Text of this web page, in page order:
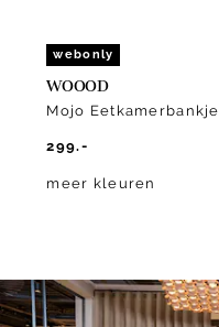
webonly
WOOOD
Mojo Eetkamerbankje
299.-
meer kleuren